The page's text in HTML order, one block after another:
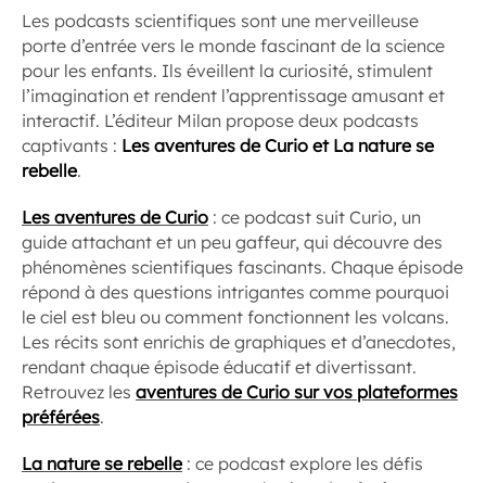
Les podcasts scientifiques sont une merveilleuse
porte d’entrée vers le monde fascinant de la science
pour les enfants. Ils éveillent la curiosité, stimulent
l’imagination et rendent l’apprentissage amusant et
interactif. L’éditeur Milan propose deux podcasts
captivants : Les aventures de Curio et La nature se
rebelle.
Les aventures de Curio : ce podcast suit Curio, un
guide attachant et un peu gaffeur, qui découvre des
phénomènes scientifiques fascinants. Chaque épisode
répond à des questions intrigantes comme pourquoi
le ciel est bleu ou comment fonctionnent les volcans.
Les récits sont enrichis de graphiques et d’anecdotes,
rendant chaque épisode éducatif et divertissant.
Retrouvez les aventures de Curio sur vos plateformes
préférées.
La nature se rebelle: ce podcast explore les défis